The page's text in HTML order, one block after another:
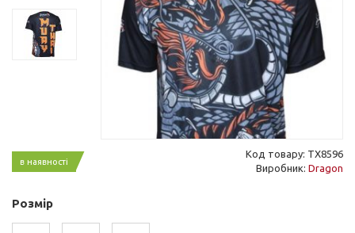
в наявності
Код товару: TX8596
Виробник: Dragon
Розмір